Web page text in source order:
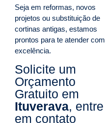
Seja em reformas, novos
projetos ou substituição de
cortinas antigas, estamos
prontos para te atender com
excelência.
Solicite um
Orçamento
Gratuito em
Ituverava, entre
em contato